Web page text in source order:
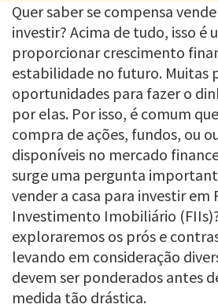
Quer saber se compensa
investir? Acima de tudo, isso é
proporcionar crescimento
estabilidade no futuro. Muitas
oportunidades para fazer o
por elas. Por isso, é comum
compra de ações, fundos, ou
disponíveis no mercado
surge uma pergunta
vender a casa para investir em
Investimento Imobiliário
exploraremos os prós e
levando em consideração
devem ser ponderados antes
medida tão drástica.